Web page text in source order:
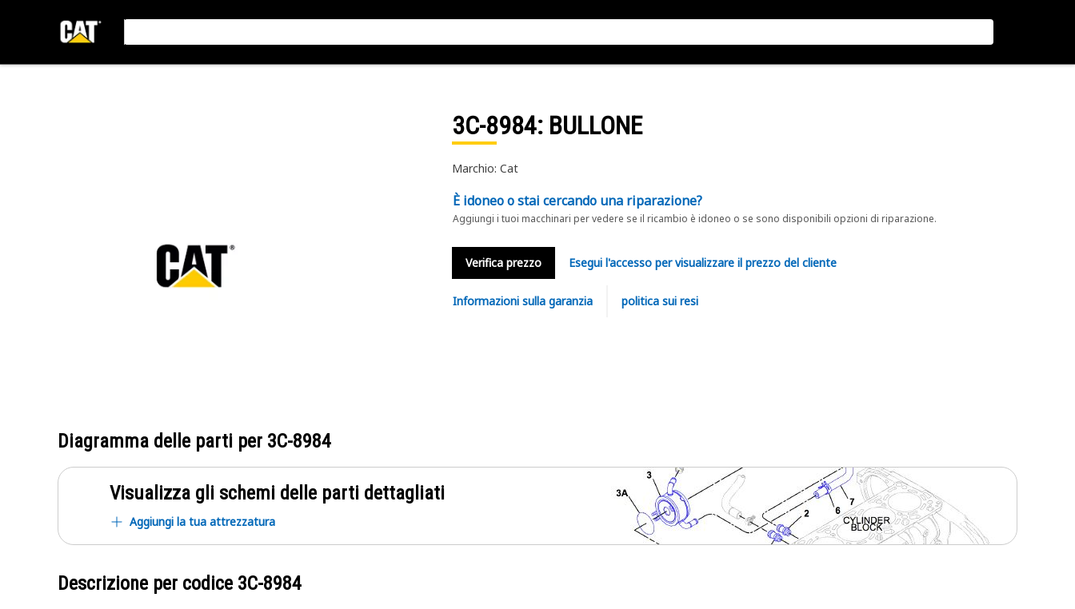
3C-8984: BULLONE
Marchio: Cat
È idoneo o stai cercando una riparazione?
Aggiungi i tuoi macchinari per vedere se il ricambio è idoneo o se sono disponibili opzioni di riparazione.
Verifica prezzo Esegui l'accesso per visualizzare il prezzo del cliente
Informazioni sulla garanzia politica sui resi
Diagramma delle parti per 3C-8984
Visualizza gli schemi delle parti dettagliati
Aggiungi la tua attrezzatura
Descrizione per codice 3C-8984